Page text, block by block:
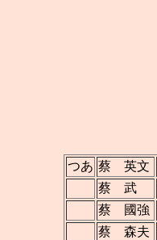
つあ 蔡 英文
蔡 武
蔡 國強
蔡 森夫